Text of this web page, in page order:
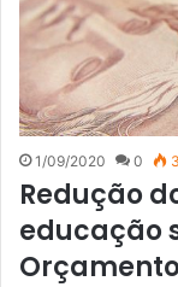
1/09/2020 0
Redução
educação